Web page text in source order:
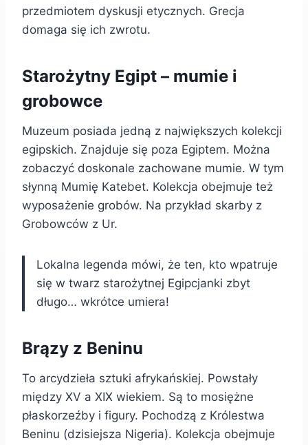
przedmiotem dyskusji etycznych. Grecja
domaga się ich zwrotu.
Starożytny Egipt – mumie i
grobowce
Muzeum posiada jedną z największych kolekcji
egipskich. Znajduje się poza Egiptem. Można
zobaczyć doskonale zachowane mumie. W tym
słynną Mumię Katebet. Kolekcja obejmuje też
wyposażenie grobów. Na przykład skarby z
Grobowców z Ur.
Lokalna legenda mówi, że ten, kto wpatruje
się w twarz starożytnej Egipcjanki zbyt
długo… wkrótce umiera!
Brązy z Beninu
To arcydzieła sztuki afrykańskiej. Powstały
między XV a XIX wiekiem. Są to mosiężne
płaskorzeźby i figury. Pochodzą z Królestwa
Beninu (dzisiejsza Nigeria). Kolekcja obejmuje